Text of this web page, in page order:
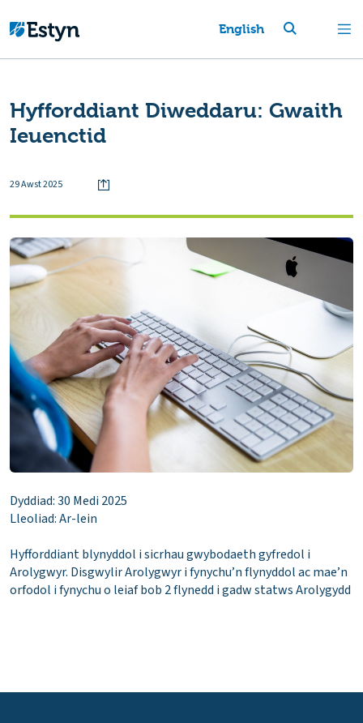
English
Hyfforddiant Diweddaru: Gwaith
Ieuenctid
29 Awst 2025
Dyddiad: 30 Medi 2025
Lleoliad: Ar-lein
Hyfforddiant blynyddol i sicrhau gwybodaeth gyfredol i
Arolygwyr. Disgwylir Arolygwyr i fynychu’n flynyddol ac mae’n
orfodol i fynychu o leiaf bob 2 flynedd i gadw statws Arolygydd